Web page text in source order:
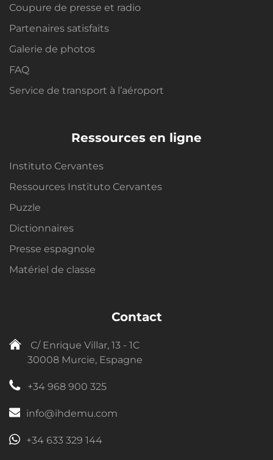
Coupure de presse et radio
Partenaires satisfaits
Galerie de photos
FAQ
Service de transport à l’aéroport
Ressources en ligne
Instituto Cervantes
Ressources Instituto Cervantes
Puzzle
Dictionnaires
Presse espagnole
Matériel de classe
Contact
C/ Enrique Villar, 13 - 1C
30008 Murcie, Espagne
+34 968 900 325
info@ihdemu.com
+34 633 329 144